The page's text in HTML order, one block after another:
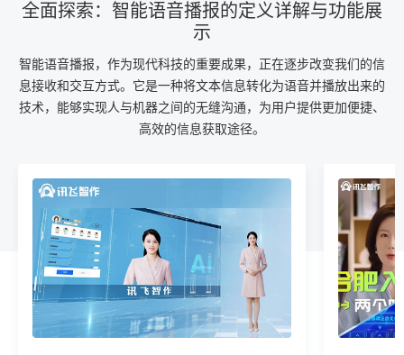
全面探索：智能语音播报的定义详解与功能展
示
智能语音播报，作为现代科技的重要成果，正在逐步改变我们的信
息接收和交互方式。它是一种将文本信息转化为语音并播放出来的
技术，能够实现人与机器之间的无缝沟通，为用户提供更加便捷、
高效的信息获取途径。